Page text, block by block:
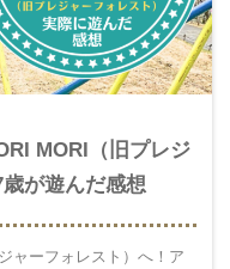
MORI（旧プレジ
が遊んだ感想
ャーフォレスト）へ！ア